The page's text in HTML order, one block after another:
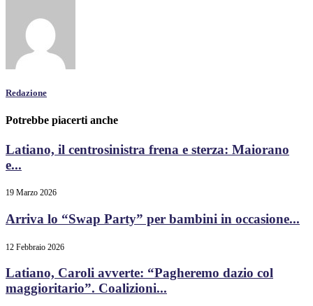
Redazione
Potrebbe piacerti anche
Latiano, il centrosinistra frena e sterza: Maiorano
e...
19 Marzo 2026
Arriva lo “Swap Party” per bambini in occasione...
12 Febbraio 2026
Latiano, Caroli avverte: “Pagheremo dazio col
maggioritario”. Coalizioni...